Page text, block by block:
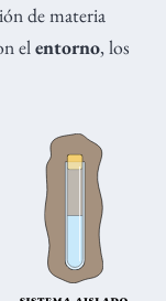
de materia
elentorno, los